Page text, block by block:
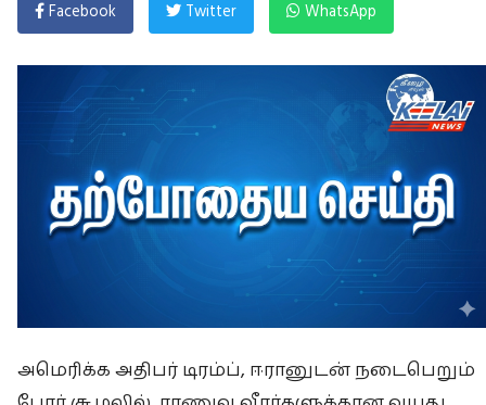
Facebook Twitter WhatsApp
அமெரிக்க அதிபர் டிரம்ப், ஈரானுடன் நடைபெறும்